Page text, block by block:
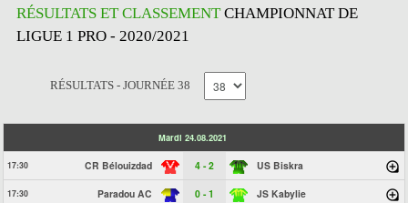
RÉSULTATS ET CLASSEMENTCHAMPIONNAT DE
LIGUE 1 PRO - 2020/2021
RÉSULTATS - JOURNÉE 38
Mardi 24.08.2021
17:30 CR Bélouizdad 4 - 2 US Biskra
17:30 Paradou AC 0 - 1 JS Kabylie